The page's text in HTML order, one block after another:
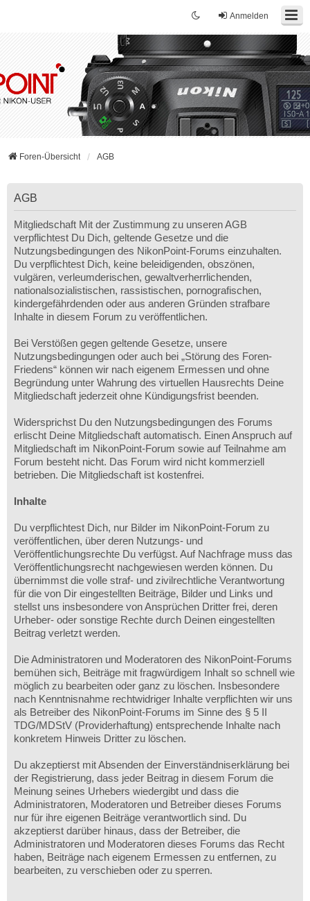
Anmelden
Foren-Übersicht AGB
AGB
Mitgliedschaft Mit der Zustimmung zu unseren AGB
verpflichtest Du Dich, geltende Gesetze und die
Nutzungsbedingungen des NikonPoint-Forums einzuhalten.
Du verpflichtest Dich, keine beleidigenden, obszönen,
vulgären, verleumderischen, gewaltverherrlichenden,
nationalsozialistischen, rassistischen, pornografischen,
kindergefährdenden oder aus anderen Gründen strafbare
Inhalte in diesem Forum zu veröffentlichen.
Bei Verstößen gegen geltende Gesetze, unsere
Nutzungsbedingungen oder auch bei „Störung des Foren-
Friedens“ können wir nach eigenem Ermessen und ohne
Begründung unter Wahrung des virtuellen Hausrechts Deine
Mitgliedschaft jederzeit ohne Kündigungsfrist beenden.
Widersprichst Du den Nutzungsbedingungen des Forums
erlischt Deine Mitgliedschaft automatisch. Einen Anspruch auf
Mitgliedschaft im NikonPoint-Forum sowie auf Teilnahme am
Forum besteht nicht. Das Forum wird nicht kommerziell
betrieben. Die Mitgliedschaft ist kostenfrei.
Inhalte
Du verpflichtest Dich, nur Bilder im NikonPoint-Forum zu
veröffentlichen, über deren Nutzungs- und
Veröffentlichungsrechte Du verfügst. Auf Nachfrage muss das
Veröffentlichungsrecht nachgewiesen werden können. Du
übernimmst die volle straf- und zivilrechtliche Verantwortung
für die von Dir eingestellten Beiträge, Bilder und Links und
stellst uns insbesondere von Ansprüchen Dritter frei, deren
Urheber- oder sonstige Rechte durch Deinen eingestellten
Beitrag verletzt werden.
Die Administratoren und Moderatoren des NikonPoint-Forums
bemühen sich, Beiträge mit fragwürdigem Inhalt so schnell wie
möglich zu bearbeiten oder ganz zu löschen. Insbesondere
nach Kenntnisnahme rechtwidriger Inhalte verpflichten wir uns
als Betreiber des NikonPoint-Forums im Sinne des § 5 II
TDG/MDStV (Providerhaftung) entsprechende Inhalte nach
konkretem Hinweis Dritter zu löschen.
Du akzeptierst mit Absenden der Einverständniserklärung bei
der Registrierung, dass jeder Beitrag in diesem Forum die
Meinung seines Urhebers wiedergibt und dass die
Administratoren, Moderatoren und Betreiber dieses Forums
nur für ihre eigenen Beiträge verantwortlich sind. Du
akzeptierst darüber hinaus, dass der Betreiber, die
Administratoren und Moderatoren dieses Forums das Recht
haben, Beiträge nach eigenem Ermessen zu entfernen, zu
bearbeiten, zu verschieben oder zu sperren.